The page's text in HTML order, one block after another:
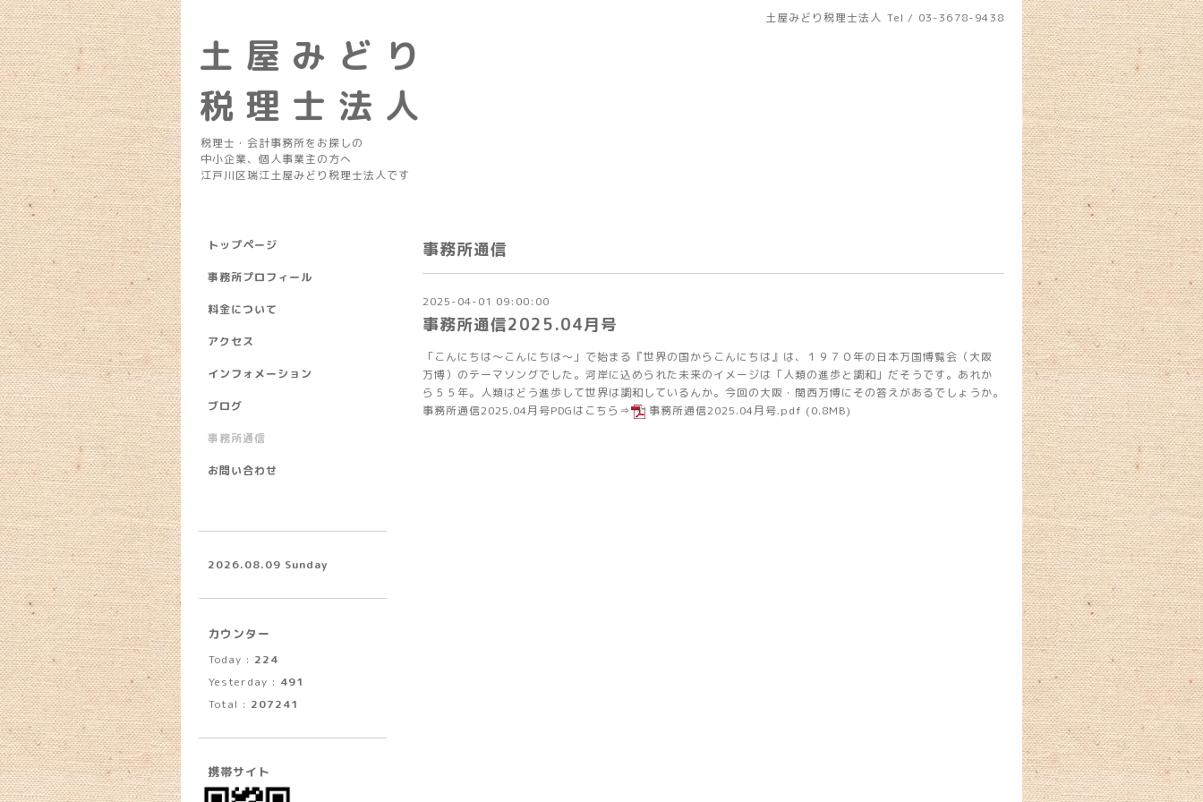
土屋みどり税理士法人 Tel / 03-3678-9438
土 屋 み ど り
税 理 士 法 人
税理士・会計事務所をお探しの
中小企業、個人事業主の方へ
江戸川区瑞江土屋みどり税理士法人です
事務所通信
2025-04-01 09:00:00
事務所通信2025.04月号
「こんにちは～こんにちは～」で始まる『世界の国からこんにちは』は、１９７０年の日本万国博覧会（大阪
万博）のテーマソングでした。河岸に込められた未来のイメージは「人類の進歩と調和」だそうです。あれか
ら５５年。人類はどう進歩して世界は調和しているんか。今回の大阪・関西万博にその答えがあるでしょうか。
事務所通信2025.04月号PDGはこちら⇒
事務所通信2025.04月号.pdf (0.8MB)
トップページ
事務所プロフィール
料金について
アクセス
インフォメーション
ブログ
事務所通信
お問い合わせ
2026.08.09 Sunday
カウンター
Today : 224
Yesterday : 491
Total : 207241
携帯サイト